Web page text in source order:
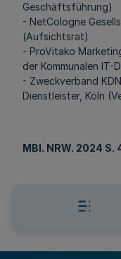
Geschäftsführung)
- NetCologne
(Aufsichtsrat)
- ProVitako
der Kommunalen IT-
- Zweckverband
Dienstleister, Köln
MBl. NRW. 2024 S.